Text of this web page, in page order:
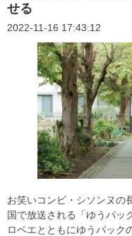
せる
2022-11-16 17:43:12
お笑いコンビ・シソンヌの
国で放送される「ゆうパッ
ロベエとともにゆうパック